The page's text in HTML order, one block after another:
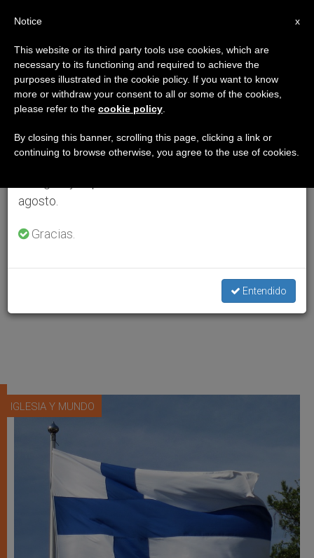
IGLESIA Y MUNDO
×
Aviso importante
Del 27 de julio al 7 de agosto haremos la pausa
anual, aprovechando que en el periodo de verano
se generan menos informaciones y también el
agosto.
Gracias.
Entendido
x
Notice
This website or its third party tools use cookies, which are
necessary to its functioning and required to achieve the
purposes illustrated in the cookie policy. If you want to know
more or withdraw your consent to all or some of the cookies,
please refer to the cookie policy
By closing this banner, scrolling this page, clicking a link or
continuing to browse otherwise, you agree to the use of cookies.